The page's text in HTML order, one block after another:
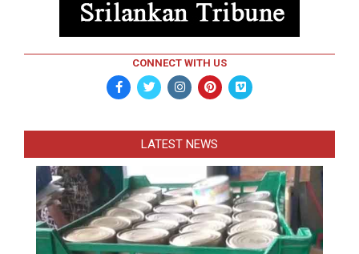
CONNECT WITH US
LATEST NEWS